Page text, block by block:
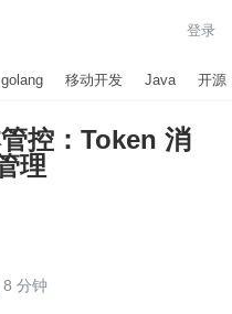
登录
golang 移动开发 Java 开源
控：Token 消
理
分钟